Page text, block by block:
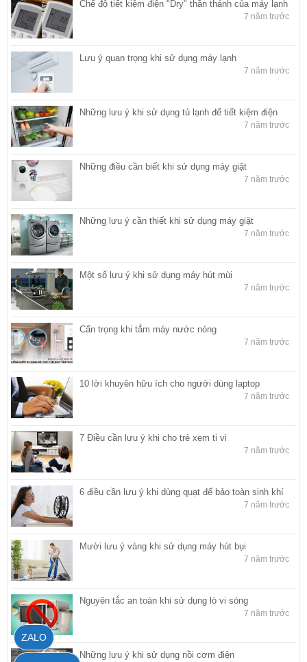
Chế độ tiết kiệm điện "Dry" thần thánh của máy lạnh
7 năm trước
Lưu ý quan trọng khi sử dụng máy lạnh
7 năm trước
Những lưu ý khi sử dụng tủ lạnh để tiết kiệm điện
7 năm trước
Những điều cần biết khi sử dụng máy giặt
7 năm trước
Những lưu ý cần thiết khi sử dụng máy giặt
7 năm trước
Một số lưu ý khi sử dụng máy hút mùi
7 năm trước
Cẩn trọng khi tắm máy nước nóng
7 năm trước
10 lời khuyên hữu ích cho người dùng laptop
7 năm trước
7 Điều cần lưu ý khi cho trẻ xem ti vi
7 năm trước
6 điều cần lưu ý khi dùng quạt để bảo toàn sinh khí
7 năm trước
Mười lưu ý vàng khi sử dụng máy hút bụi
7 năm trước
Nguyên tắc an toàn khi sử dụng lò vi sóng
7 năm trước
Những lưu ý khi sử dụng nồi cơm điện
ZALO